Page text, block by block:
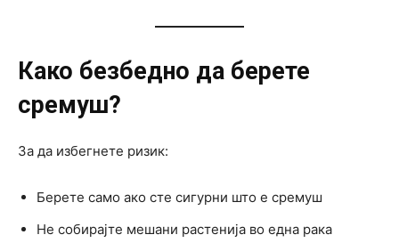
Како безбедно да берете
сремуш?
За да избегнете ризик:
Берете само ако сте сигурни што е сремуш
Не собирајте мешани растенија во една рака